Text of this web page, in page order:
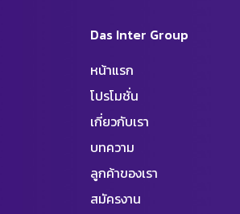
Das Inter Group
หน้าแรก
โปรโมชั่น
เกี่ยวกับเรา
บทความ
ลูกค้าของเรา
สมัครงาน